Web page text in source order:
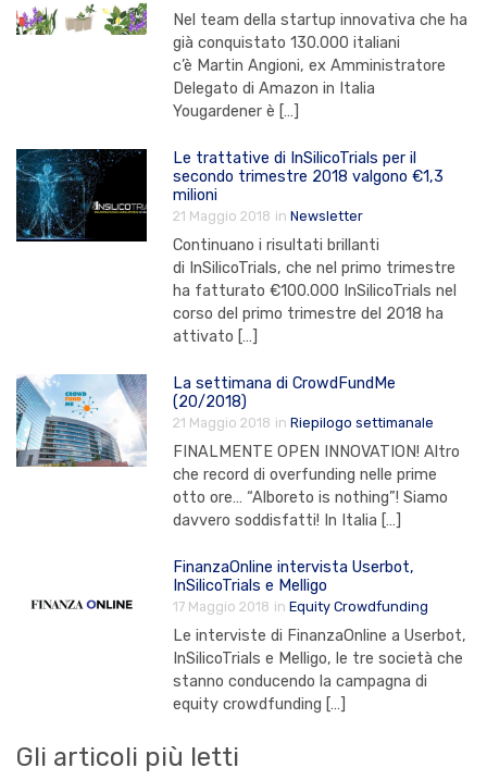
Nel team della startup innovativa che ha
già conquistato 130.000 italiani
c’è Martin Angioni, ex Amministratore
Delegato di Amazon in Italia
Yougardener è […]
Le trattative di InSilicoTrials per il
secondo trimestre 2018 valgono €1,3
milioni
21 Maggio 2018 in Newsletter
Continuano i risultati brillanti
di InSilicoTrials, che nel primo trimestre
ha fatturato €100.000 InSilicoTrials nel
corso del primo trimestre del 2018 ha
attivato […]
La settimana di CrowdFundMe
(20/2018)
21 Maggio 2018 in Riepilogo settimanale
FINALMENTE OPEN INNOVATION! Altro
che record di overfunding nelle prime
otto ore… “Alboreto is nothing”! Siamo
davvero soddisfatti! In Italia […]
FinanzaOnline intervista Userbot,
InSilicoTrials e Melligo
17 Maggio 2018 in Equity Crowdfunding
Le interviste di FinanzaOnline a Userbot,
InSilicoTrials e Melligo, le tre società che
stanno conducendo la campagna di
equity crowdfunding […]
Gli articoli più letti